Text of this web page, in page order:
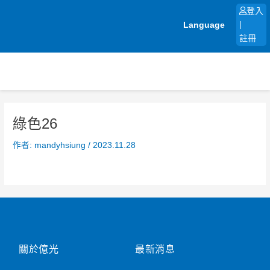
Language
登入
註冊
綠色26
作者: mandyhsiung/ 2023.11.28
關於億光 最新消息